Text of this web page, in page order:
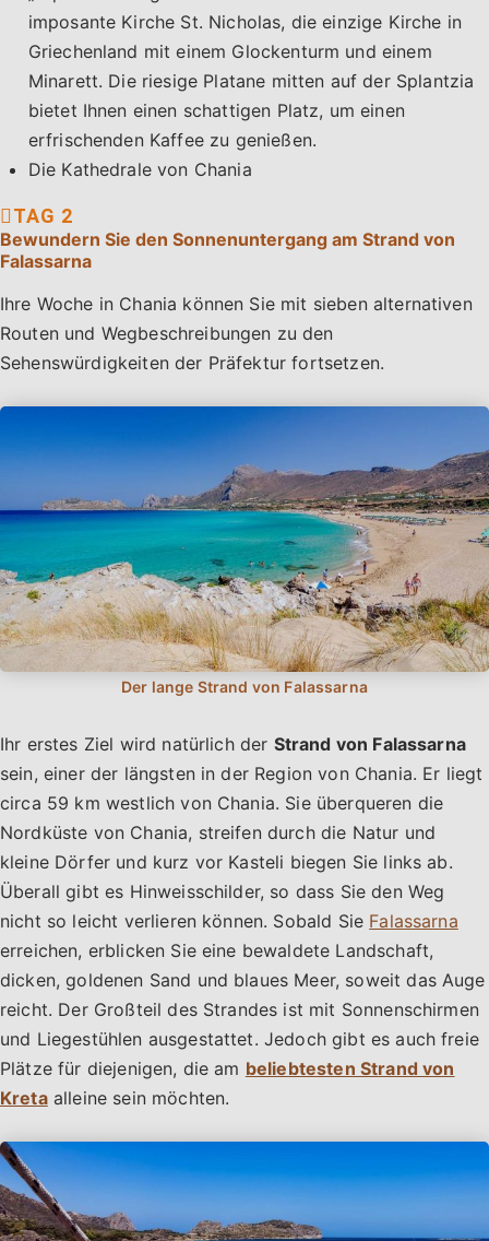
imposante Kirche St. Nicholas, die einzige Kirche in
Griechenland mit einem Glockenturm und einem
Minarett. Die riesige Platane mitten auf der Splantzia
bietet Ihnen einen schattigen Platz, um einen
erfrischenden Kaffee zu genießen.
Die Kathedrale von Chania
Bewundern Sie den Sonnenuntergang am Strand von
Falassarna
Ihre Woche in Chania können Sie mit sieben alternativen
Routen und Wegbeschreibungen zu den
Sehenswürdigkeiten der Präfektur fortsetzen.
Ihr erstes Ziel wird natürlich der Strand von Falassarna
sein, einer der längsten in der Region von Chania. Er liegt
circa 59 km westlich von Chania. Sie überqueren die
Nordküste von Chania, streifen durch die Natur und
kleine Dörfer und kurz vor Kasteli biegen Sie links ab.
Überall gibt es Hinweisschilder, so dass Sie den Weg
nicht so leicht verlieren können. Sobald Sie Falassarna
erreichen, erblicken Sie eine bewaldete Landschaft,
dicken, goldenen Sand und blaues Meer, soweit das Auge
reicht. Der Großteil des Strandes ist mit Sonnenschirmen
und Liegestühlen ausgestattet. Jedoch gibt es auch freie
Plätze für diejenigen, die am beliebtesten Strand von
Kretaalleine sein möchten.